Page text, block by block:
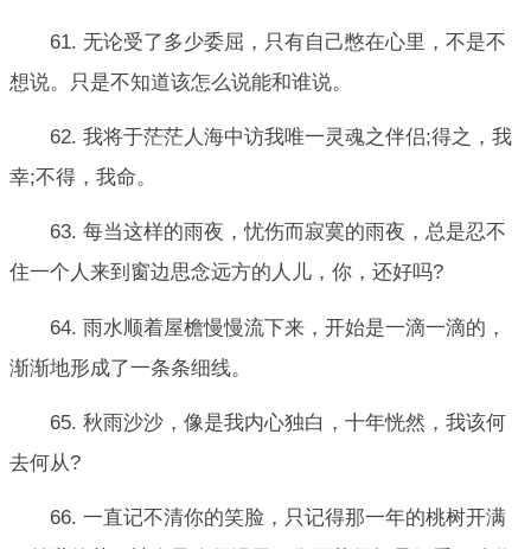
61. 无论受了多少委屈，只有自己憋在心里，不是不
想说。只是不知道该怎么说能和谁说。
62. 我将于茫茫人海中访我唯一灵魂之伴侣;得之，我
幸;不得，我命。
63. 每当这样的雨夜，忧伤而寂寞的雨夜，总是忍不
住一个人来到窗边思念远方的人儿，你，还好吗?
64. 雨水顺着屋檐慢慢流下来，开始是一滴一滴的，
渐渐地形成了一条条细线。
65. 秋雨沙沙，像是我内心独白，十年恍然，我该何
去何从?
66. 一直记不清你的笑脸，只记得那一年的桃树开满